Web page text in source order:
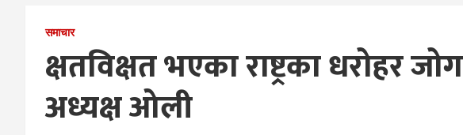
समाचार
क्षतविक्षत भएका राष्ट्रका धरोहर
अध्यक्ष ओली